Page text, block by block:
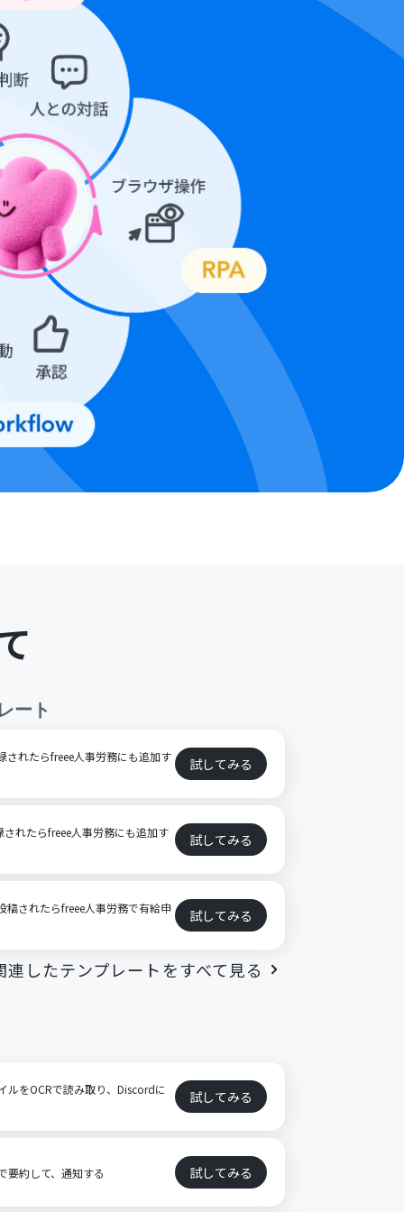
ート
されたらfreee人事労務にも追加す 試してみる
されたらfreee人事労務にも追加す 試してみる
されたらfreee人事労務で有給申 試してみる
連したテンプレートをすべて見る
ルをOCRで読み取り、Discordに 試してみる
要約して、通知する 試してみる